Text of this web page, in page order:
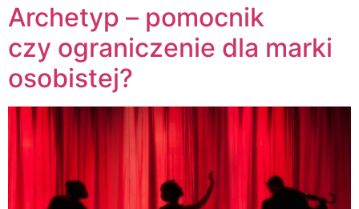
Archetyp – pomocnik
czy ograniczenie dla marki
osobistej?